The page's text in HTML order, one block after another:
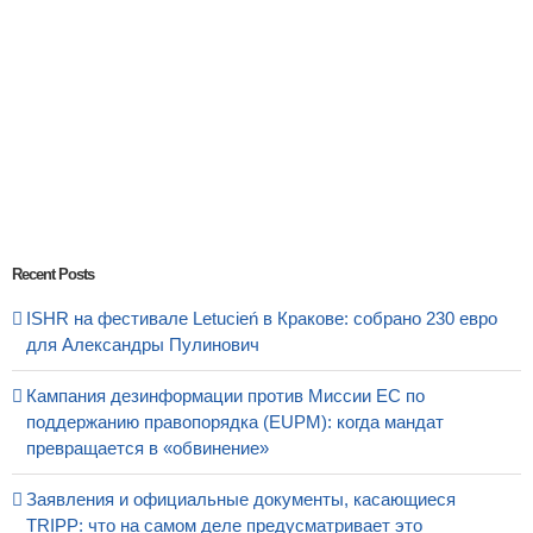
Recent Posts
ISHR на фестивале Letucień в Кракове: собрано 230 евро
для Александры Пулинович
Кампания дезинформации против Миссии ЕС по
поддержанию правопорядка (EUPM): когда мандат
превращается в «обвинение»
Заявления и официальные документы, касающиеся
TRIPP: что на самом деле предусматривает это